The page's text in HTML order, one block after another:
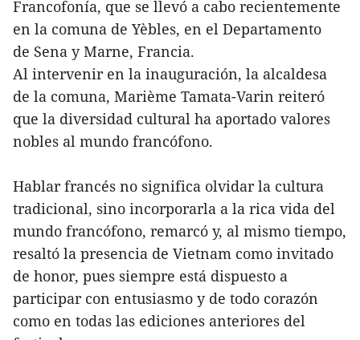
Francofonía, que se llevó a cabo recientemente
en la comuna de Yèbles, en el Departamento
de Sena y Marne, Francia.
Al intervenir en la inauguración, la alcaldesa
de la comuna, Marième Tamata-Varin reiteró
que la diversidad cultural ha aportado valores
nobles al mundo francófono.
Hablar francés no significa olvidar la cultura
tradicional, sino incorporarla a la rica vida del
mundo francófono, remarcó y, al mismo tiempo,
resaltó la presencia de Vietnam como invitado
de honor, pues siempre está dispuesto a
participar con entusiasmo y de todo corazón
como en todas las ediciones anteriores del